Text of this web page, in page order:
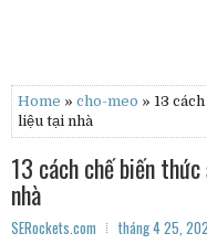
Home » cho-meo » 13
liệu tại nhà
13 cách chế biến
nhà
SERockets.com tháng 4 25,